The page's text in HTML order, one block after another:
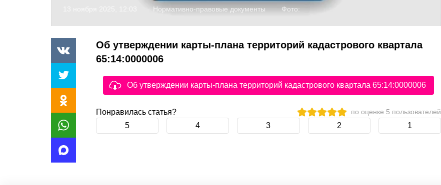
Нормативно-правовые документы Фото:
Об утверждении карты-плана территорий кадастрового квартала
65:14:0000006
Об утверждении карты-плана территорий кадастрового квартала 65:14:0000006
Понравилась статья? по оценке 5 пользователей
5 4 3 2 1